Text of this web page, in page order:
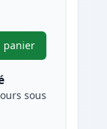
panier718
sous